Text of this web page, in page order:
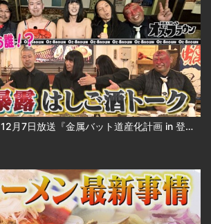
オズブラウン #84 12月7日放送『金属バット道産化計画 in 登別』（後編）